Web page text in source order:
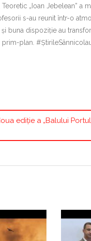
„Ioan Jebelean” a
s-au reunit într-o
buna dispoziție au
plan.
ediție a „Balului